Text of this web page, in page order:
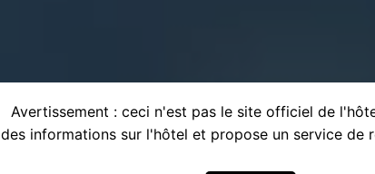
Avertissement : ceci n'est pas le site officiel de
des informations sur l'hôtel et propose un service de